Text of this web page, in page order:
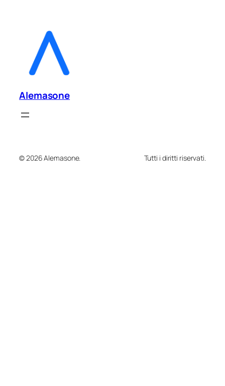
Alemasone
© 2026 Alemasone. Tutti i diritti riservati.